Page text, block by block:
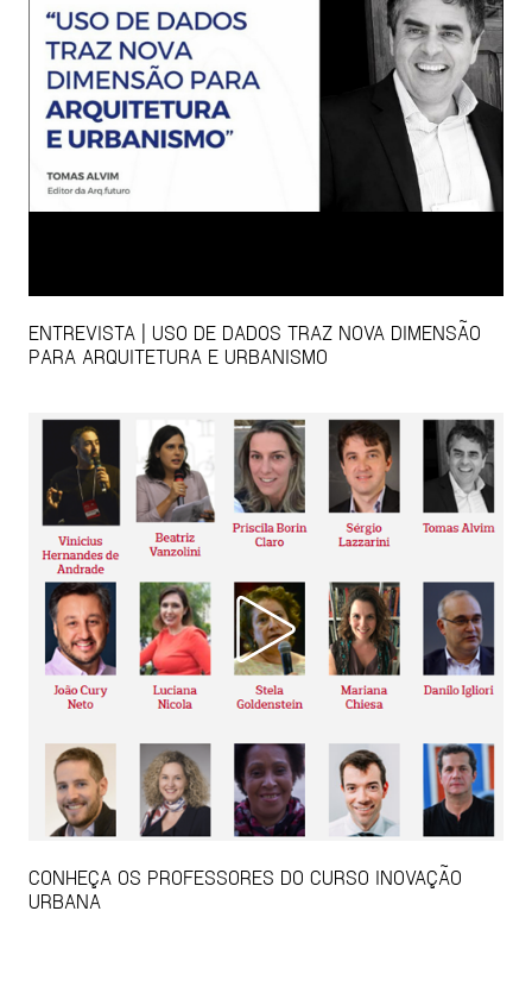
ENTREVISTA | USO DE DADOS TRAZ NOVA DIMENSÃO
PARA ARQUITETURA E URBANISMO
CONHEÇA OS PROFESSORES DO CURSO INOVAÇÃO
URBANA